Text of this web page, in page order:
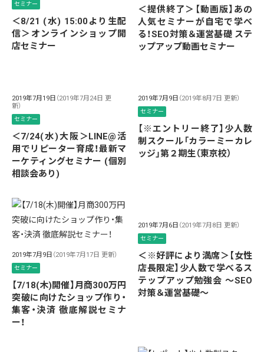
セミナー
＜8/21 (水) 15:00より生配
信＞オンラインショップ開
店セミナー
＜提供終了＞【動画版】あの
人気セミナーが自宅で学べ
る！SEO対策＆運営基礎 ステ
ップアップ動画セミナー
2019年7月19日 （2019年7月24日 更
新）
セミナー
＜7/24(水)大阪＞LINE@活
用でリピーター育成！最新マ
ーケティングセミナー (個別
相談会あり)
2019年7月9日 （2019年8月7日 更新）
セミナー
【※エントリー終了】少人数
制スクール「カラーミーカレ
ッジ」第２期生（東京校）
2019年7月9日 （2019年7月17日 更新）
セミナー
【7/18(木)開催】月商300万円
突破に向けたショップ作り・
集客・決済 徹底解説セミナ
ー！
2019年7月6日 （2019年7月8日 更新）
セミナー
＜※好評により満席＞【女性
店長限定】少人数で学べるス
テップアップ勉強会 〜SEO
対策＆運営基礎〜